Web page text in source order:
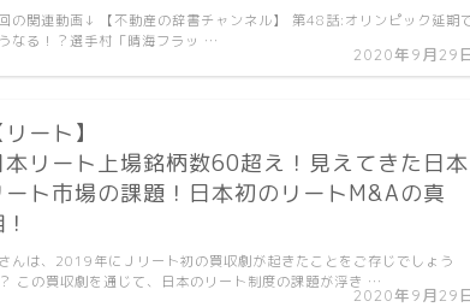
2020年9月29
の関連動画↓ 【不動産の辞書チャンネル】 第48話:オリンピック延期
なる！？選手村「晴海フラッ …
ート】
本リート上場銘柄数60超え！見えてきた日本
ート市場の課題！日本初のリートM&Aの真
2020年9月29
んは、2019年にＪリート初の買収劇が起きたことをご存じでしょう
この買収劇を通じて、日本のリート制度の課題が浮き …